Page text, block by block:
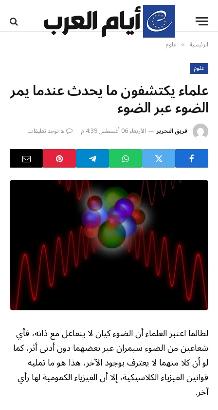
الرئيسية » علوم
علوم
علماء يكتشفون ما يحدث عندما يمر
الضوء عبر الضوء
فريق التحرير الأربعاء 06 أغسطس 4:39 م لا توجد تعليقات
لطالما اعتبر العلماء أن الضوء كيان لا يتفاعل مع ذاته، فأي
شعاعين من الضوء سيمران عبر بعضهما دون أدنى أثر، كما
لو أن كلا منهما لا يعترف بوجود الآخر، هذا هو ما تمليه
قوانين الفيزياء الكلاسيكية، إلا أن الفيزياء الكمومية لها رأي
آخر.